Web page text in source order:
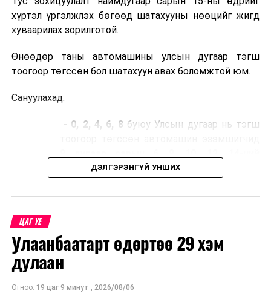
хүртэл үргэлжлэх бөгөөд шатахууны нөөцийг жигд
хуваарилах зорилготой.
Өнөөдөр таны автомашины улсын дугаар тэгш
тоогоор төгссөн бол шатахуун авах боломжтой юм.
Сануулахад:
- 0, 2, 4, 6, 8 буюу Улсын дугаар нь тэгш
өдрүүдэд,
- 1, 3, 5, 7, 9буюу Улсын дугаар нь сондгой
өдрүүдэд шатахуун авна.
Иргэд, жолооч та бүхэн хуваарийн дагуу шатахуун
түгээх станцуудаар үйлчлүүлнэ үү.
ДЭЛГЭРЭНГҮЙ УНШИХ
ЦАГ ҮЕ
Улаанбаатарт өдөртөө 29 хэм
дулаан
Огноо: 19 цаг 9 минут , 2026/08/06